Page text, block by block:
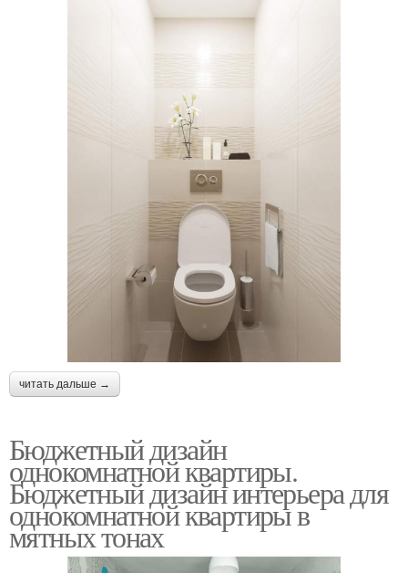
читать дальше →
Бюджетный дизайн
однокомнатной квартиры.
Бюджетный дизайн интерьера для
однокомнатной квартиры в
мятных тонах